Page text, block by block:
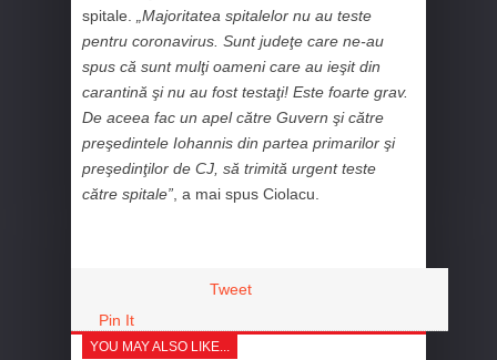
spitale.
„Majoritatea spitalelor nu au teste
pentru coronavirus. Sunt judeţe care ne-au
spus că sunt mulţi oameni care au ieşit din
carantină şi nu au fost testaţi! Este foarte grav.
De aceea fac un apel către Guvern şi către
preşedintele Iohannis din partea primarilor şi
preşedinţilor de CJ, să trimită urgent teste
către spitale” , a mai spus Ciolacu.
Tweet
Pin It
YOU MAY ALSO LIKE...